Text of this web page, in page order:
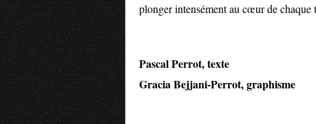
plonger intensément au cœur de chaque
Pascal Perrot, texte
Gracia Bejjani-Perrot, graphisme